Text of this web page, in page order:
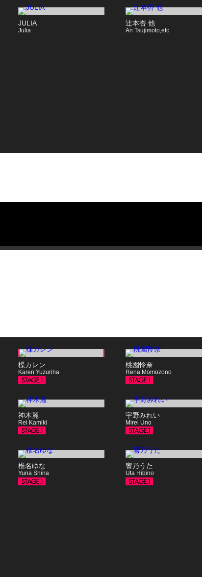
JULIA
Julia
辻本杏 他
An Tsujimoto,etc
楪カレン
Karen Yuzuriha
桃園怜奈
Rena Momozono
神木麗
Rei Kamiki
宇野みれい
Mirei Uno
椎名ゆな
Yuna Shina
響乃うた
Uta Hibino